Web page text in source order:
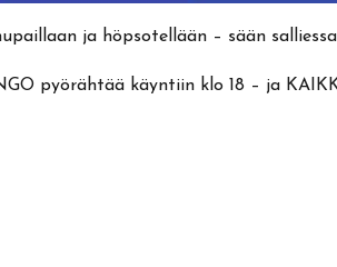
ja höpsotellään – sään salliessa
pyörähtää käyntiin klo 18 – ja